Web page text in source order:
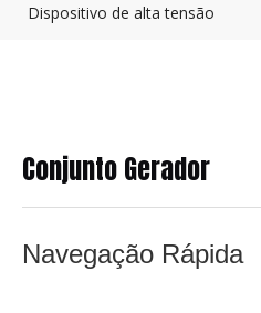
Dispositivo de alta tensão
Conjunto Gerador
Navegação Rápida